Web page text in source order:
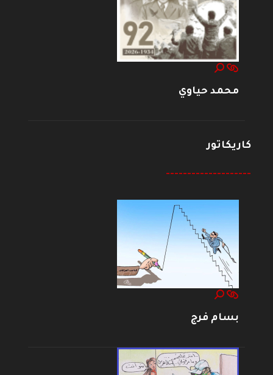
محمد حياوي
كاريكاتور
--------------------
بسام فرج